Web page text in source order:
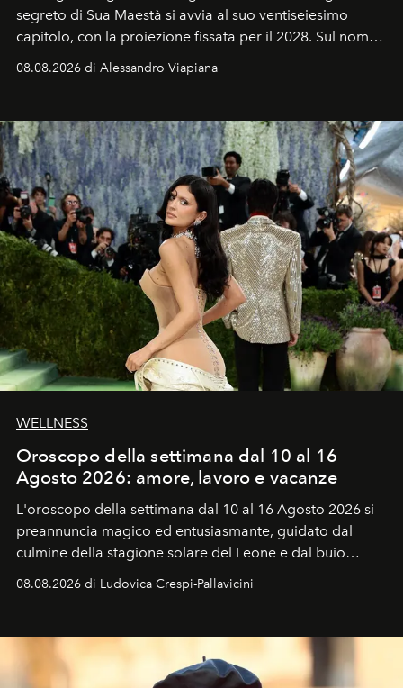
segreto di Sua Maestà si avvia al suo ventiseiesimo
capitolo, con la proiezione fissata per il 2028. Sul nome
Craig, però, regna ancora il più assoluto riserbo.
08.08.2026 di Alessandro Viapiana
WELLNESS
Oroscopo della settimana dal 10 al 16
Agosto 2026: amore, lavoro e vacanze
L'oroscopo della settimana dal 10 al 16 Agosto 2026 si
preannuncia magico ed entusiasmante, guidato dal
culmine della stagione solare del Leone e dal buio
ideale per la notte delle Perseidi.
08.08.2026 di Ludovica Crespi-Pallavicini